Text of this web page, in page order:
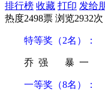
排行榜 收藏 打印 发给
热度2498票 浏览2932次
特等奖（2名）：
乔 强 暴 一
一等奖（8名）：